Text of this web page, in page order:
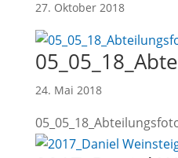
27. Oktober 2018
24. Mai 2018